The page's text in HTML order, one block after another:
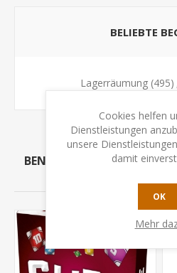
BELIEBTE
Lagerräumung (495)
BENUTZER, DIE DIESEN
Cookies helfen
Dienstleistungen
unsere
damit
OK
Mehr